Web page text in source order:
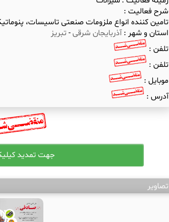
شرح فعالیت :
تامین کننده انواع ملزومات صنعتی تاسیسات،
استان و شهر :آذربایجان شرقی- تبریز
تلفن :
تلفن :
موبایل :
آدرس :
تصاویر